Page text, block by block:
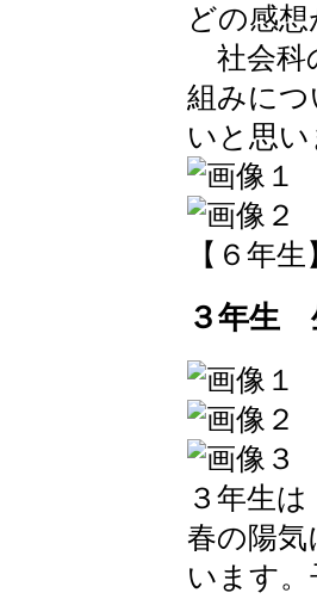
どの感想
社会科
組みに
いと思い
【６年
３年生
３年生
春の陽
います